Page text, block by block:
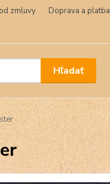
zmluvy Doprava a platba
Hľadať